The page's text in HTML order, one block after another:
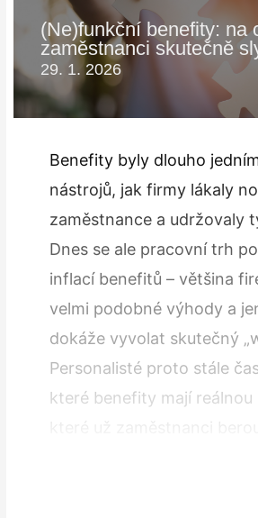
(Ne)funkční benefity: na
zaměstnanci skutečně
29. 1. 2026
Benefity byly dlouho
nástrojů, jak firmy lákaly
zaměstnance a udržovaly
Dnes se ale pracovní trh
inflací benefitů – většina
velmi podobné výhody a
dokáže vyvolat skutečný
Personalisté proto stále
které benefity mají reálnou